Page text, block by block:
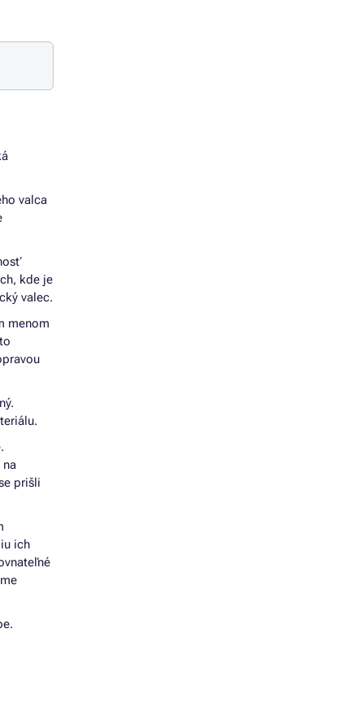
valca
kde je
valec.
menom
na
prišli
ich